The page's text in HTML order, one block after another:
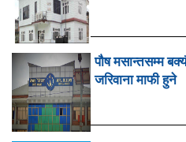
पौष मसान्तसम्म
जरिवाना माफी हुने